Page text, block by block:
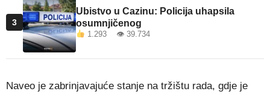
3
Ubistvo u Cazinu: Policija uhapsila
osumnjičenog
1.293 👁 39.734
Naveo je zabrinjavajuće stanje na tržištu rada, gdje je